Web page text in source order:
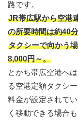
路です。
JR帯広駅から空港
の所要時間は約40
タクシーで向かう
8,000円～。
とかち帯広空港へ
る空港定額タクシ
料金が設定されて
く移動できる場合も